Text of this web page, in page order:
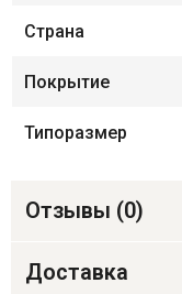
Страна
Покрытие
Типоразмер
Отзывы (0)
Доставка